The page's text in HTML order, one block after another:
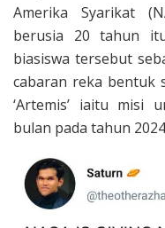
Amerika Syarikat
berusia 20 tahun
biasiswa tersebut
cabaran reka bentuk
‘Artemis’ iaitu misi
bulan pada tahun